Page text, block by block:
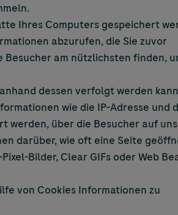
Ihres Computers gespeichert
abzurufen, die Sie zuvor
am nützlichsten finden,
dessen verfolgt werden
wie die IP-Adresse und
werden, über die Besucher auf
darüber, wie oft eine Seite
Bilder, Clear GIFs oder Web
von Cookies Informationen zu